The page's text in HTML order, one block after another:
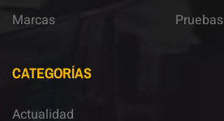
Marcas
Pruebas
CATEGORÍAS
Actualidad